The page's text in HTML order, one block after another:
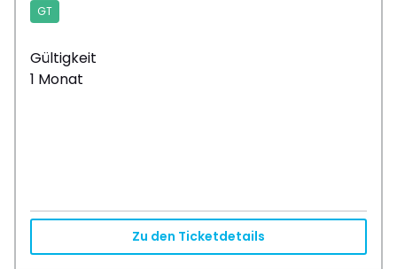
GT
Gültigkeit
1 Monat
Zu den Ticketdetails